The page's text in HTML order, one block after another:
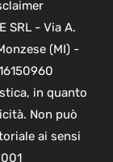
SRL - Via A.
(MI) -
in quanto
Non può
ai sensi